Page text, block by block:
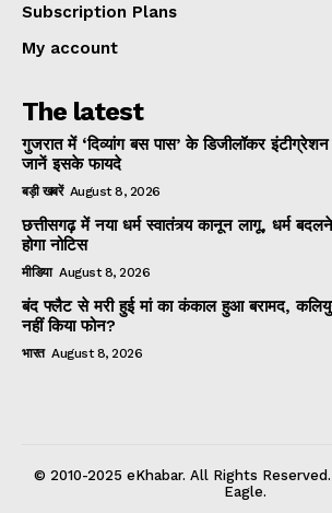
Subscription Plans
My account
The latest
गुजरात में ‘दिव्यांग बस पास’ के डिजीलॉकर इंटीग्रेशन
जानें इसके फायदे
बड़ी खबरें August 8, 2026
छत्तीसगढ़ में नया धर्म स्वातंत्र्य कानून लागू, धर्म
होगा नोटिस
मीडिया August 8, 2026
बंद फ्लैट से मरी हुई मां का कंकाल हुआ बरामद,
नहीं किया फोन?
भारत August 8, 2026
© 2010-2025 eKhabar. All Rights
Eagle.